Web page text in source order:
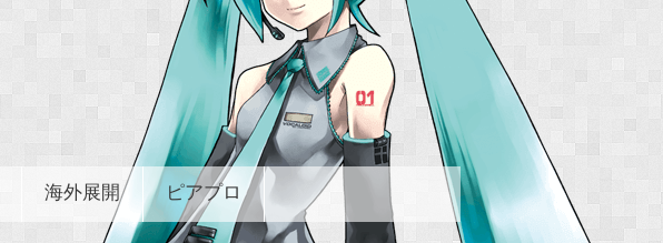
海外展開 ピアプロ